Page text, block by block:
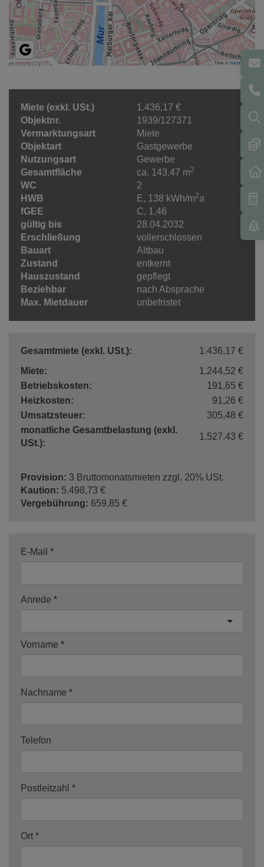
Tiles ©basemap.at
Miete (exkl. USt.)
1.436,17 €
Objektnr.
1939/127371
Vermarktungsart
Miete
Objektart
Gastgewerbe
Nutzungsart
Gewerbe
Gesamtfläche
ca. 143,47 m2
WC
2
HWB
E, 138 kWh/m2a
fGEE
C, 1,46
gültig bis
28.04.2032
Erschließung
vollerschlossen
Bauart
Altbau
Zustand
entkernt
Hauszustand
gepflegt
Beziehbar
nach Absprache
Max. Mietdauer
unbefristet
Gesamtmiete (exkl. USt.):
1.436,17 €
Miete:
1.244,52 €
Betriebskosten:
191,65 €
Heizkosten:
91,26 €
Umsatzsteuer:
305,48 €
monatliche Gesamtbelastung (exkl.
USt.):
1.527,43 €
Provision: 3 Bruttomonatsmieten zzgl. 20% USt.
Kaution: 5.498,73 €
Vergebührung: 659,85 €
E-Mail
Anrede
Vorname
Nachname
Telefon
Postleitzahl
Ort